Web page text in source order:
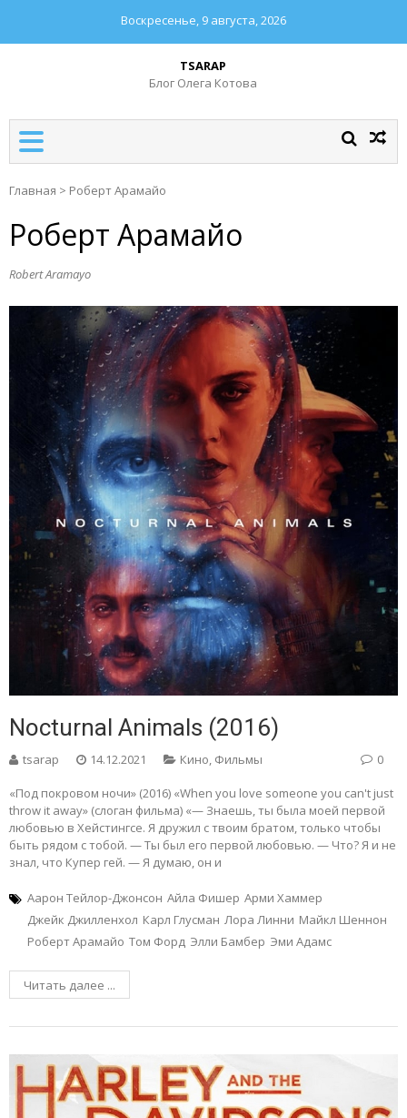
Воскресенье, 9 августа, 2026
TSARAP
Блог Олега Котова
Главная > Роберт Арамайо
Роберт Арамайо
Robert Aramayo
Nocturnal Animals (2016)
tsarap 14.12.2021 Кино, Фильмы 0
«Под покровом ночи» (2016) «When you love someone you can't just
throw it away» (слоган фильма) «— Знаешь, ты была моей первой
любовью в Хейстингсе. Я дружил с твоим братом, только чтобы
быть рядом с тобой. — Ты был его первой любовью. — Что? Я и не
знал, что Купер гей. — Я думаю, он и
Аарон Тейлор-Джонсон Айла Фишер Арми Хаммер
Джейк Джилленхол Карл Глусман Лора Линни Майкл Шеннон
Роберт Арамайо Том Форд Элли Бамбер Эми Адамс
Читать далее ...